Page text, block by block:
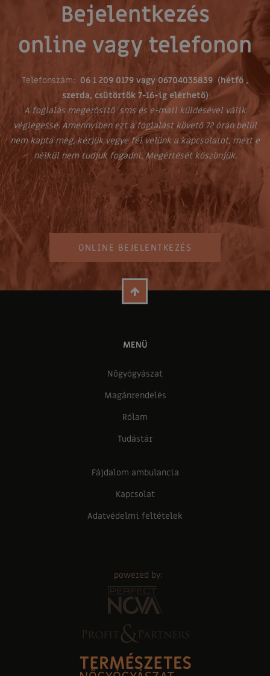
Bejelentkezés
online vagy telefonon
Telefonszám: 06 1 209 0179 vagy 06704035839 (hétfő ,
szerda, csütörtök 7-16-ig elérhető)
A foglalás megerősítő sms és e-mail küldésével válik
véglegessé. Amennyiben ezt a foglalást követő 72 órán belül
nem kapta meg, kérjük vegye fel velünk a kapcsolatot, mert e
nélkül nem tudjuk fogadni. Megértését köszönjük.
ONLINE BEJELENTKEZÉS
MENÜ
Nőgyógyászat
Magánrendelés
Rólam
Tudástár
Fájdalom ambulancia
Kapcsolat
Adatvédelmi feltételek
powered by: